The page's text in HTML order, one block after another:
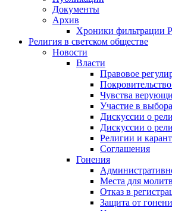
Документы
Архив
Хроники фильтрации
Религия в светском обществе
Новости
Власти
Правовое
Чувства
Участие в
Дискуссии о
Дискуссии о
Религии и
Соглашения
Гонения
Места для
Отказ в
Защита от